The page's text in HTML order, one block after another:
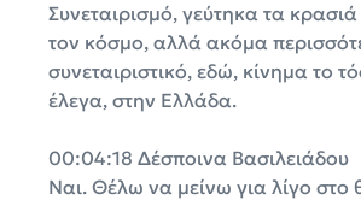
Συνεταιρισμό, γεύτηκα τα
τον κόσμο, αλλά ακόμα
συνεταιριστικό, εδώ, κίνημα το
έλεγα, στην Ελλάδα.
00:04:18 Δέσποινα Βασιλειάδου
Ναι. Θέλω να μείνω για λίγο στο